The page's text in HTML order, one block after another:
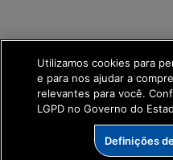
Utilizamos cookies para
e para nos ajudar a
relevantes para você.
LGPD no Governo do
Definições